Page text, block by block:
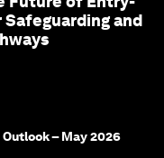
and
– May 2026